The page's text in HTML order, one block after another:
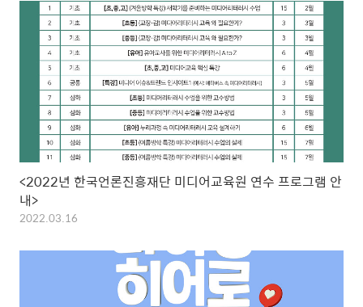
<2022년 한국언론진흥재단 미디어교육원 연수 프로그램 안
내>
2022.03.16